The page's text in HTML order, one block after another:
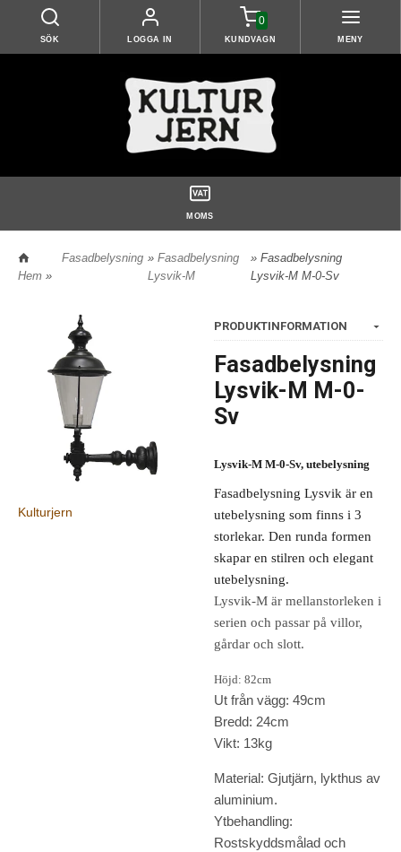
SÖK LOGGA IN
0
KUNDVAGN MENY
MOMS
Hem »
Fasadbelysning » Fasadbelysning
Lysvik-M
» Fasadbelysning
Lysvik-M M-0-Sv
Kulturjern
PRODUKTINFORMATION
Fasadbelysning
Lysvik-M M-0-
Sv
Lysvik-M M-0-Sv, utebelysning
Fasadbelysning Lysvik är en
utebelysning som finns i 3
storlekar. Den runda formen
skapar en stilren och elegant
utebelysning.
Lysvik-M är mellanstorleken i
serien och passar på villor,
gårdar och slott.
Höjd: 82cm
Ut från vägg: 49cm
Bredd: 24cm
Vikt: 13kg
Material: Gjutjärn, lykthus av
aluminium.
Ytbehandling:
Rostskyddsmålad och